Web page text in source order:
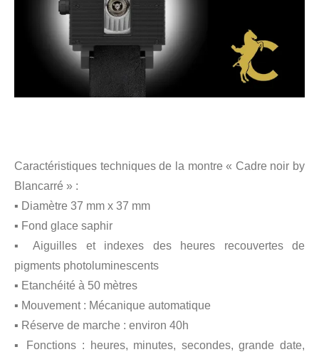
Caractéristiques techniques de la montre « Cadre noir by
Blancarré » :
▪ Diamètre 37 mm x 37 mm
▪ Fond glace saphir
▪ Aiguilles et indexes des heures recouvertes de
pigments photoluminescents
▪ Etanchéité à 50 mètres
▪ Mouvement : Mécanique automatique
▪ Réserve de marche : environ 40h
▪ Fonctions : heures, minutes, secondes, grande date,